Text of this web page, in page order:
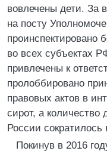
вовлечены дети. За
на посту
проинспектировано
во всех субъектах
привлечены к
пролоббировано
правовых актов в
сирот, а количество
России сократилось
Покинув в 2016